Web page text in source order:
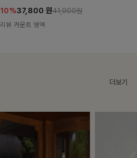
10%37,800 원41,900원
리뷰 카운트 영역
더보기